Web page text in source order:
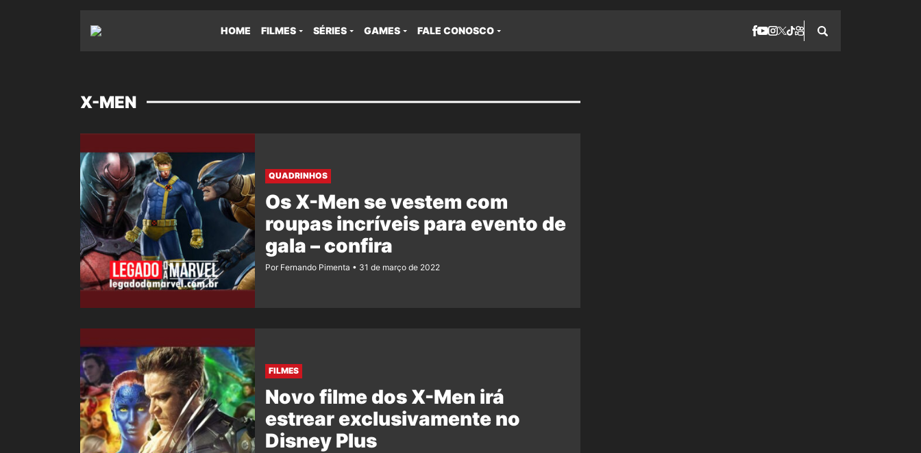
HOME FILMES SÉRIES GAMES FALE CONOSCO
X-MEN
QUADRINHOS
Os X-Men se vestem com
roupas incríveis para evento de
gala – confira
Por Fernando Pimenta 31 de março de 2022
FILMES
Novo filme dos X-Men irá
estrear exclusivamente no
Disney Plus